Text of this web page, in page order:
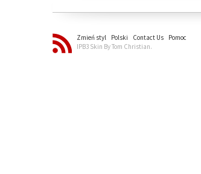
Zmień styl Polski Contact Us
Pomoc
IPB3 Skin By Tom Christian.